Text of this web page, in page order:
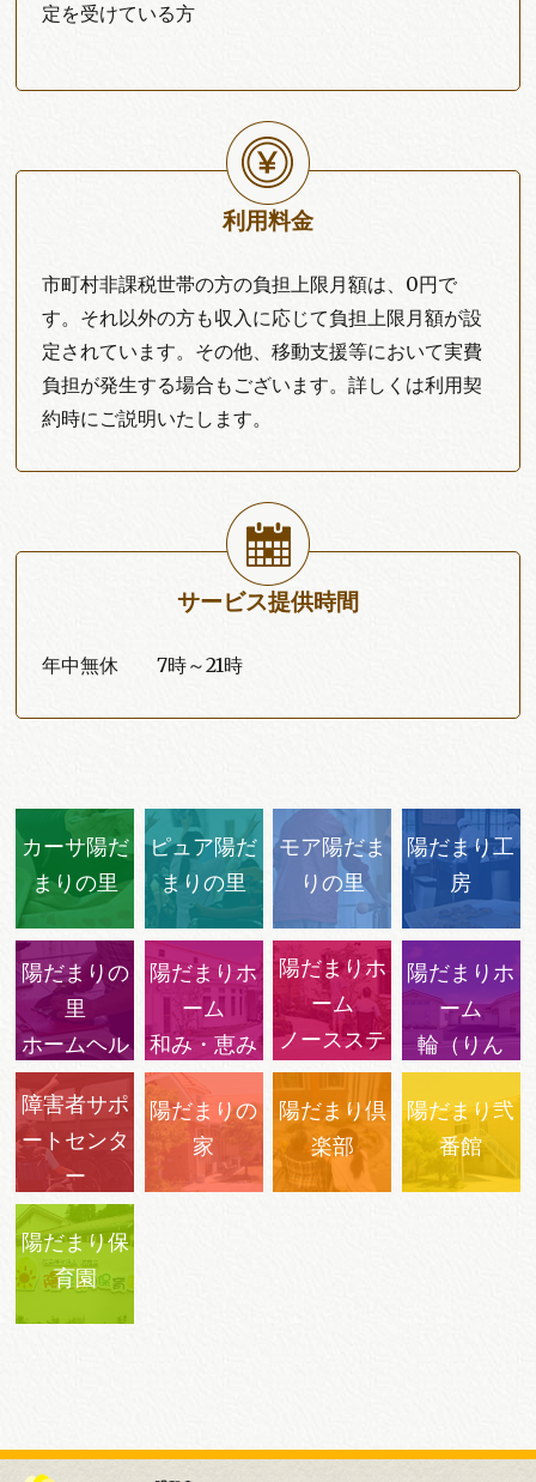
定を受けている方
利用料金
市町村非課税世帯の方の負担上限月額は、0円で
す。それ以外の方も収入に応じて負担上限月額が設
定されています。その他、移動支援等において実費
負担が発生する場合もございます。詳しくは利用契
約時にご説明いたします。
サービス提供時間
年中無休 7時～21時
カーサ陽だ
まりの里
ピュア陽だ
まりの里
モア陽だま
りの里
陽だまり工
房
陽だまりの
里
ホームヘル
プサービス
陽だまりホ
ーム
和み・恵み
陽だまりホ
ーム
ノースステ
ージ
・サウスス
テージ
陽だまりホ
ーム
輪（りん
ぐ）
障害者サポ
ートセンタ
ー
陽だまりの
里
陽だまりの
家
陽だまり倶
楽部
陽だまり弐
番館
陽だまり保
育園